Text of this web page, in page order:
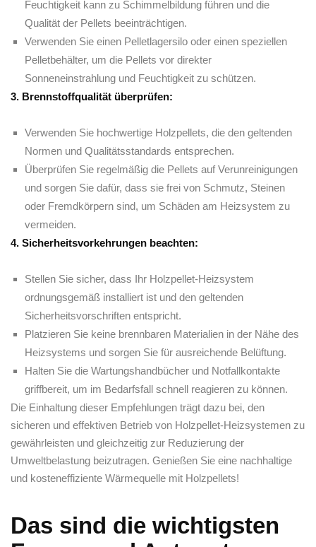
Feuchtigkeit⁢ kann zu Schimmelbildung ⁢führen⁣ und die
Qualität der Pellets beeinträchtigen.
Verwenden Sie einen Pelletlagersilo oder ‌einen⁤ speziellen
‍Pelletbehälter, um die Pellets vor direkter
Sonneneinstrahlung ‍und ⁣Feuchtigkeit zu ​schützen.
3. Brennstoffqualität ⁢überprüfen:
Verwenden‍ Sie hochwertige⁣ Holzpellets, die⁤ den geltenden
Normen und Qualitätsstandards entsprechen.
Überprüfen Sie regelmäßig die Pellets‌ auf ​Verunreinigungen
und sorgen Sie dafür, dass sie⁣ frei⁣ von Schmutz, Steinen
oder Fremdkörpern sind, ⁢um Schäden am Heizsystem zu‌
vermeiden.
4. Sicherheitsvorkehrungen beachten:
Stellen‍ Sie‌ sicher,​ dass Ihr Holzpellet-Heizsystem
ordnungsgemäß installiert‍ ist und den geltenden⁤
Sicherheitsvorschriften ‍entspricht.
Platzieren Sie ⁢keine brennbaren Materialien in der ⁢Nähe des⁢
Heizsystems und sorgen Sie für ausreichende Belüftung.
Halten‌ Sie die Wartungshandbücher‍ und Notfallkontakte
griffbereit,‍ um‍ im Bedarfsfall ​schnell reagieren zu können.
Die Einhaltung dieser ⁢Empfehlungen trägt dazu bei, den
sicheren und​ effektiven ⁣Betrieb von Holzpellet-Heizsystemen zu
gewährleisten⁣ und gleichzeitig zur ‍Reduzierung der⁢
Umweltbelastung beizutragen. Genießen‌ Sie eine nachhaltige
und​ kosteneffiziente Wärmequelle‍ mit Holzpellets!
Das sind die wichtigsten⁢